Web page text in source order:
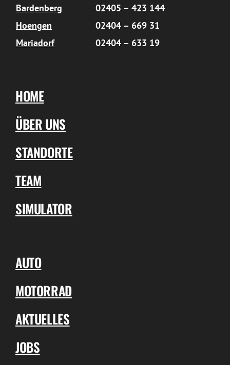
Bardenberg
02405 – 423 144
Hoengen
02404 – 669 31
Mariadorf
02404 – 633 19
HOME
ÜBER UNS
STANDORTE
TEAM
SIMULATOR
AUTO
MOTORRAD
AKTUELLES
JOBS